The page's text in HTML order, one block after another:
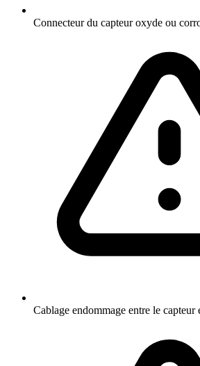
Connecteur du capteur oxyde ou
Cablage endommage entre le